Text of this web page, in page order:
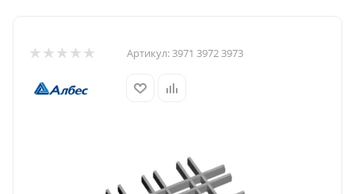
Артикул:3971 3972 3973